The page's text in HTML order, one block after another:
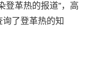
登革热的报道”，高
了登革热的知